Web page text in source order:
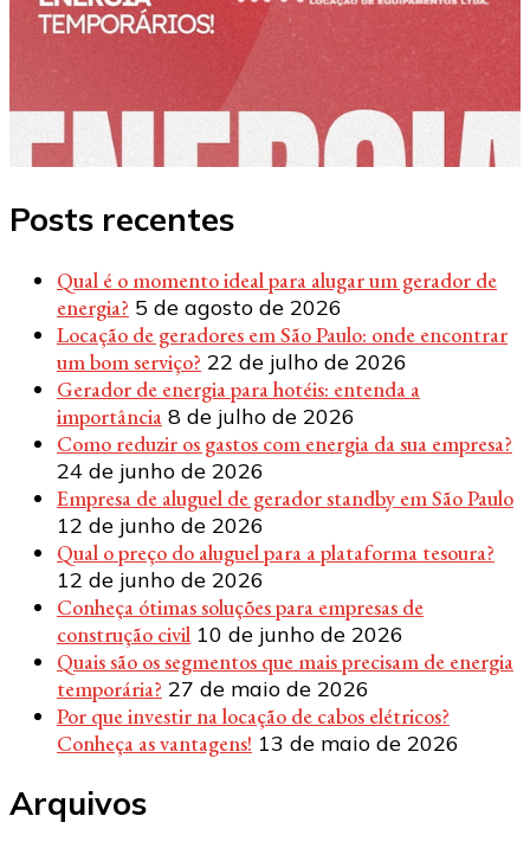
Posts recentes
Qual é o momento ideal para alugar um gerador de
energia? 5 de agosto de 2026
Locação de geradores em São Paulo: onde encontrar
um bom serviço? 22 de julho de 2026
Gerador de energia para hotéis: entenda a
importância 8 de julho de 2026
Como reduzir os gastos com energia da sua empresa?
24 de junho de 2026
Empresa de aluguel de gerador standby em São Paulo
12 de junho de 2026
Qual o preço do aluguel para a plataforma tesoura?
12 de junho de 2026
Conheça ótimas soluções para empresas de
construção civil 10 de junho de 2026
Quais são os segmentos que mais precisam de energia
temporária? 27 de maio de 2026
Por que investir na locação de cabos elétricos?
Conheça as vantagens! 13 de maio de 2026
Arquivos